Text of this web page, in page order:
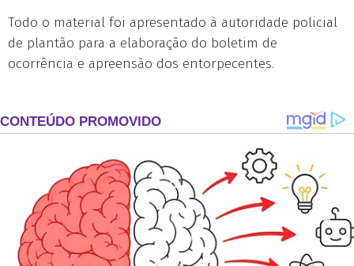
Todo o material foi apresentado à autoridade policial
de plantão para a elaboração do boletim de
ocorrência e apreensão dos entorpecentes.